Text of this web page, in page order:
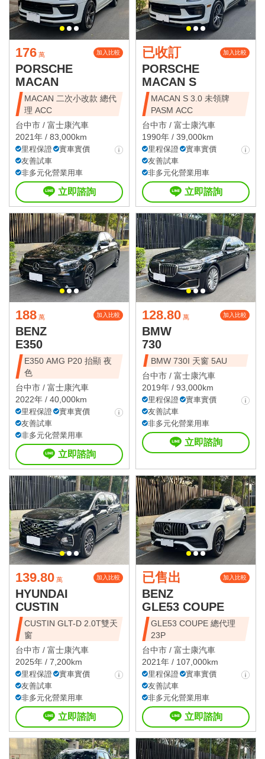
176 萬 加入比較
PORSCHE
MACAN
MACAN 二次小改款 總代
理 ACC
台中市 / 富士康汽車
2021年 / 83,000km
里程保證
實車實價
友善試車
非多元化營業用車
立即諮詢
已收訂 加入比較
PORSCHE
MACAN S
MACAN S 3.0 未領牌
PASM ACC
台中市 / 富士康汽車
1990年 / 39,000km
里程保證
實車實價
友善試車
非多元化營業用車
立即諮詢
188 萬 加入比較
BENZ
E350
E350 AMG P20 抬顯 夜
色
台中市 / 富士康汽車
2022年 / 40,000km
里程保證
實車實價
友善試車
非多元化營業用車
立即諮詢
128.80 萬 加入比較
BMW
730
BMW 730I 天窗 5AU
台中市 / 富士康汽車
2019年 / 93,000km
里程保證
實車實價
友善試車
非多元化營業用車
立即諮詢
139.80 萬 加入比較
HYUNDAI
CUSTIN
CUSTIN GLT-D 2.0T雙天
窗
台中市 / 富士康汽車
2025年 / 7,200km
里程保證
實車實價
友善試車
非多元化營業用車
立即諮詢
已售出 加入比較
BENZ
GLE53 COUPE
GLE53 COUPE 總代理
23P
台中市 / 富士康汽車
2021年 / 107,000km
里程保證
實車實價
友善試車
非多元化營業用車
立即諮詢